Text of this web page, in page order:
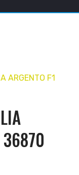
ARGENTO F1
36870